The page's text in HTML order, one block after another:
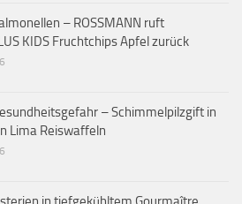
– ROSSMANN ruft
KIDS Fruchtchips Apfel zurück
– Schimmelpilzgift in
Lima Reiswaffeln